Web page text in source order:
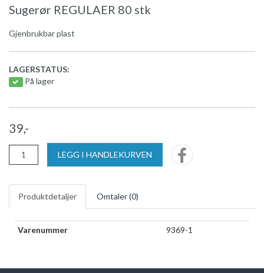
Sugerør REGULAER 80 stk
Gjenbrukbar plast
LAGERSTATUS:
På lager
39,-
LEGG I HANDLEKURVEN
Produktdetaljer Omtaler (0)
Varenummer 9369-1